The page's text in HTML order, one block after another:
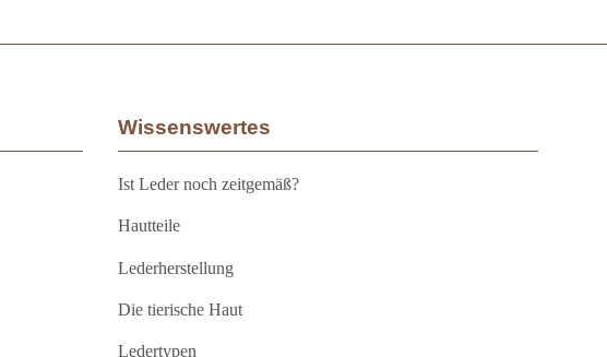
Wissenswertes
Ist Leder noch zeitgemäß?
Hautteile
Lederherstellung
Die tierische Haut
Ledertypen